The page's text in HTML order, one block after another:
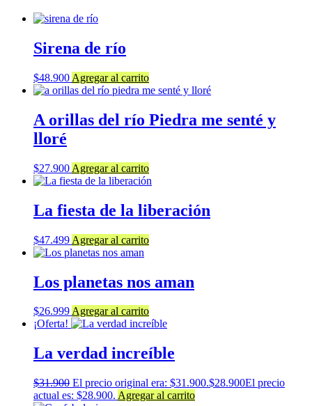
Sirena de río
$48.900 Agregar al carrito
A orillas del río Piedra me senté y
lloré
$27.900 Agregar al carrito
La fiesta de la liberación
$47.499 Agregar al carrito
Los planetas nos aman
$26.999Agregar al carrito
¡Oferta!
La verdad increíble
$31.900 El precio original era: $31.900.$28.900El precio
actual es: $28.900. Agregar al carrito